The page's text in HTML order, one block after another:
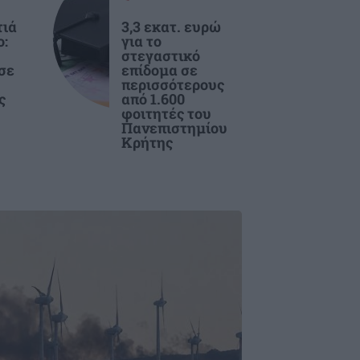
3,3 εκατ. ευρώ
για το
στεγαστικό
επίδομα σε
περισσότερους
από 1.600
φοιτητές του
Πανεπιστημίου
Κρήτης